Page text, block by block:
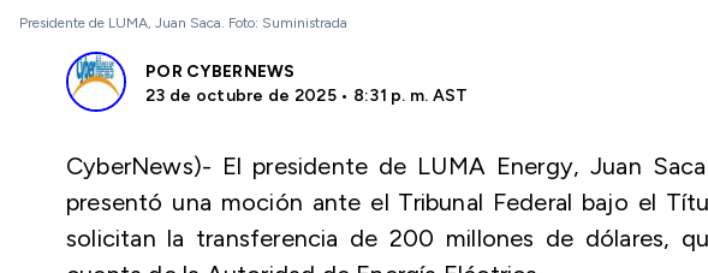
Presidente de LUMA, Juan Saca. Foto: Suministrada
POR CYBERNEWS
23 de octubre de 2025 • 8:31 p. m. AST
CyberNews)- El presidente de LUMA Energy, Juan
presentó una moción ante el Tribunal Federal bajo el
solicitan la transferencia de 200 millones de dólares,